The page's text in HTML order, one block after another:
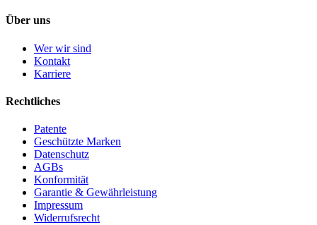
Über uns
Wer wir sind
Kontakt
Karriere
Rechtliches
Patente
Geschützte Marken
Datenschutz
AGBs
Konformität
Garantie & Gewährleistung
Impressum
Widerrufsrecht